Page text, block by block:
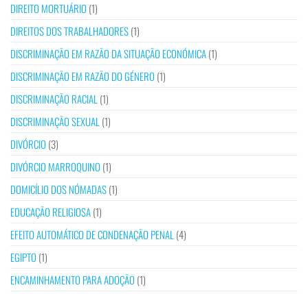
DIREITO MORTUÁRIO (1)
DIREITOS DOS TRABALHADORES(1)
DISCRIMINAÇÃO EM RAZÃO DA SITUAÇÃO ECONÓMICA(1)
DISCRIMINAÇÃO EM RAZÃO DO GÉNERO (1)
DISCRIMINAÇÃO RACIAL (1)
DISCRIMINAÇÃO SEXUAL (1)
DIVÓRCIO (3)
DIVÓRCIO MARROQUINO (1)
DOMICÍLIO DOS NÓMADAS(1)
EDUCAÇÃO RELIGIOSA(1)
EFEITO AUTOMÁTICO DE CONDENAÇÃO PENAL (4)
EGIPTO (1)
ENCAMINHAMENTO PARA ADOÇÃO (1)